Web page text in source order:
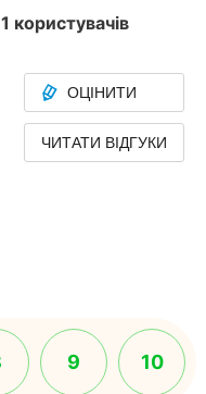
користувачів
ОЦІНИТИ
ЧИТАТИ ВІДГУКИ
9 10